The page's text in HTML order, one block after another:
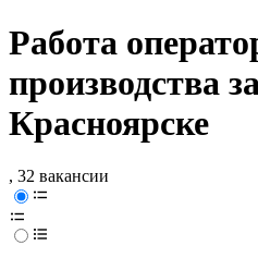
Работа
производства
Красноярске
, 32 вакансии